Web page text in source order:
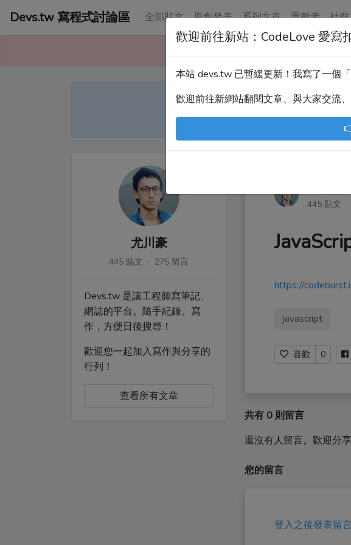
Devs.tw 寫程式討論區 全部貼文 原創發表 系列文章 貢獻者 社群
Devs.tw 是讓工程師寫筆
尤川豪
Enoxs
445 貼文
https://
javascript
喜歡 0
共有 0 則留言
還沒有人留言。歡迎分
您的留言
登入之後發表留言
尤川豪
445 貼文 · 275 留言
Devs.tw 是讓工程師寫筆記、
網誌的平台。隨手紀錄、寫
作，方便日後搜尋！
歡迎您一起加入寫作與分享的
行列！
查看所有文章
歡迎前往新站：CodeLove 愛寫
本站 devs.tw 已暫緩更新！我寫了一個
歡迎前往新網站翻閱文章、與大家交流